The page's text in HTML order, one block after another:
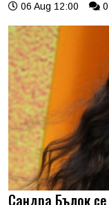
06 Aug 12:00 0
Сандра Бълок